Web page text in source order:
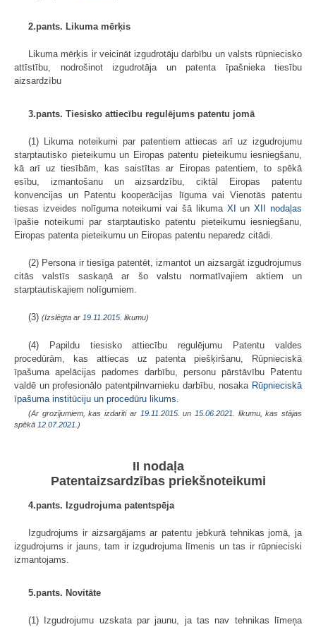
2.pants. Likuma mērķis
Likuma mērķis ir veicināt izgudrotāju darbību un valsts rūpniecisko
attīstību, nodrošinot izgudrotāja un patenta īpašnieka tiesību
aizsardzību
3.pants. Tiesisko attiecību regulējums patentu jomā
(1) Likuma noteikumi par patentiem attiecas arī uz izgudrojumu
starptautisko pieteikumu un Eiropas patentu pieteikumu iesniegšanu,
kā arī uz tiesībām, kas saistītas ar Eiropas patentiem, to spēkā
esību, izmantošanu un aizsardzību, ciktāl Eiropas patentu
konvencijas un Patentu kooperācijas līguma vai Vienotās patentu
tiesas izveides nolīguma noteikumi vai šā likumaXIun XII nodaļas
īpašie noteikumi par starptautisko patentu pieteikumu iesniegšanu,
Eiropas patenta pieteikumu un Eiropas patentu neparedz citādi.
(2) Persona ir tiesīga patentēt, izmantot un aizsargāt izgudrojumus
citās valstīs saskaņā ar šo valstu normatīvajiem aktiem un
starptautiskajiem nolīgu­miem.
(3) (Izslēgta ar 19.11.2015 . likumu)
(4) Papildu tiesisko attiecību regulējumu Patentu valdes
procedūrām, kas attiecas uz patenta piešķiršanu, Rūpnieciskā
īpašuma apelācijas padomes darbību, personu pārstāvību Patentu
valdē un profesionālo patentpilnvarnieku darbību, nosaka Rūpnieciskā
īpašuma institūciju un procedūru likums.
(Ar grozījumiem, kas izdarīti ar 19.11.2015. un 15.06.2021 . likumu, kas stājas
spēkā 12.07.2021. )
II nodaļa
Patentaizsardzības priekšnoteikumi
4.pants. Izgudrojuma patentspēja
Izgudrojums ir aizsargājams ar patentu jebkurā tehnikas jomā, ja
izgudrojums ir jauns, tam ir izgudrojuma līmenis un tas ir rūpnieciski
izmantojams.
5.pants. Novitāte
(1) Izgudrojumu uzskata par jaunu, ja tas nav tehnikas līmeņa